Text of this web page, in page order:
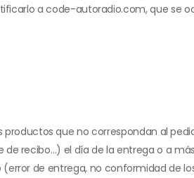
a code-autoradio.com, que se
que no correspondan al
recibo…) el día de la entrega o a
de entrega, no conformidad de